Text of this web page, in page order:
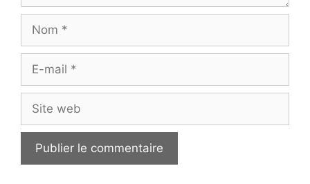
Nom
Site
web